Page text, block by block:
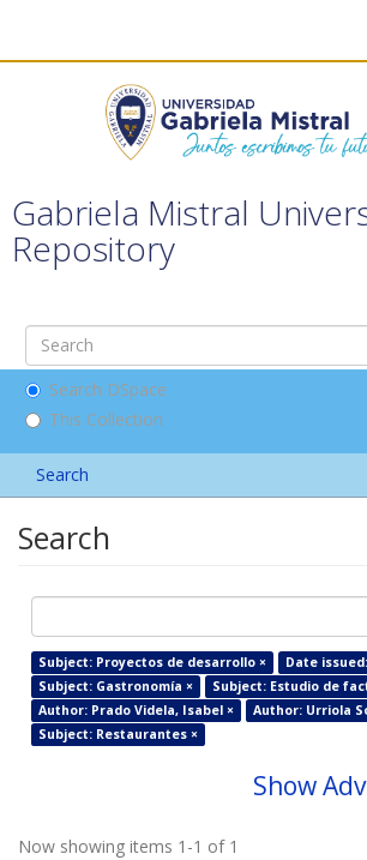
Gabriela Mistral
Repository
Search DSpace
This Collection
Search
Search
Subject: Proyectos de desarrollo ×
Date
Subject: Gastronomía ×
Subject: Estudio de
Author: Prado Videla, Isabel ×
Author: Urriola
Subject: Restaurantes ×
Show
Now showing items 1-1 of 1